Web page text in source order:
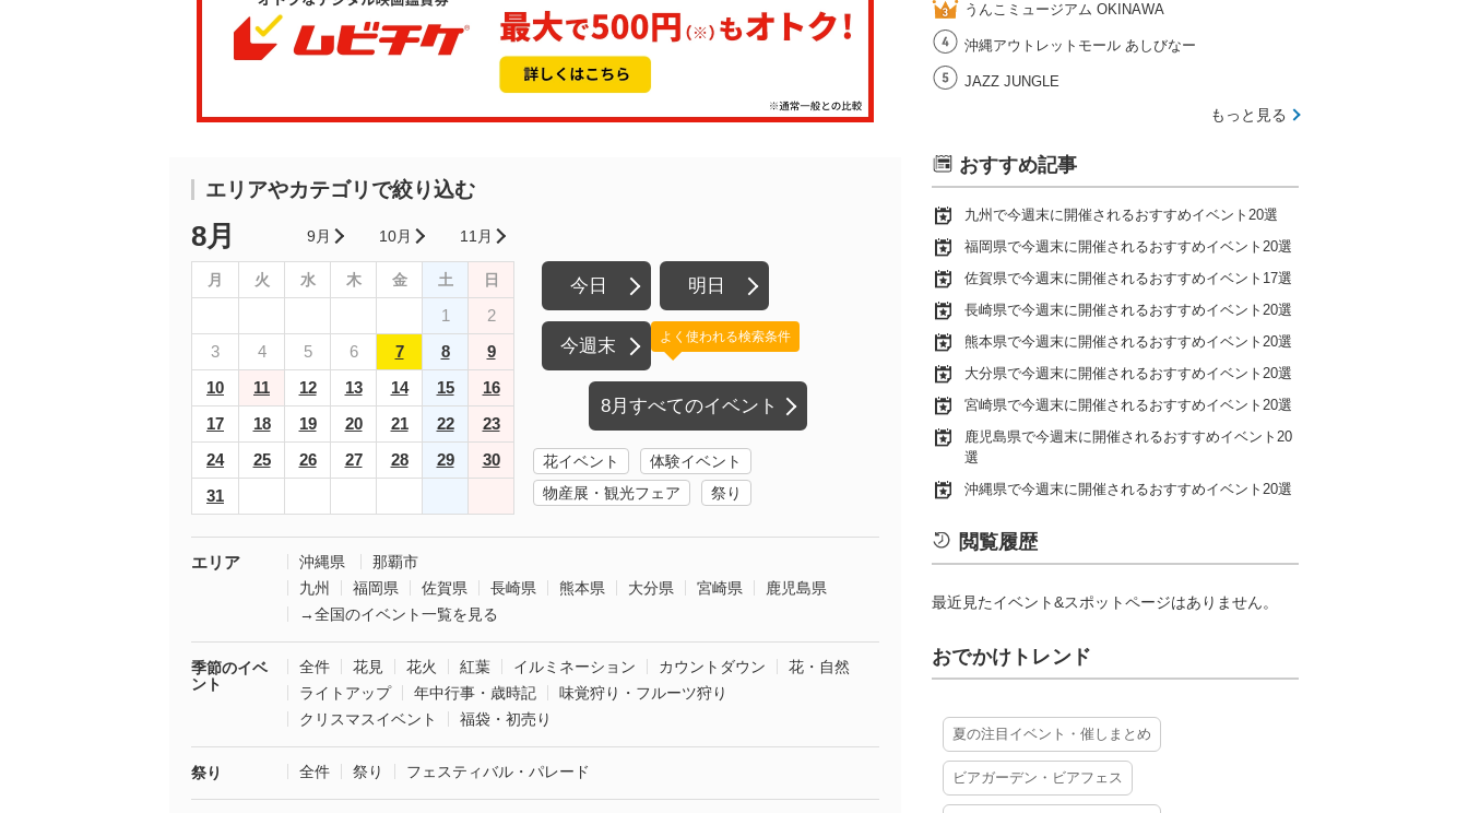
エリアやカテゴリで絞り込む
8月 9月 10月 11月
月 火 水 木 金 土 日
1
2
3
4 5 6 7 8
9
10
11 12 13 14 15
16
17
18 19 20 21 22
23
24
25 26 27 28 29
30
31
今日 明日
今週末
8月すべてのイベント
よく使われる検索条件
花イベント
体験イベント
物産展・観光フェア
祭り
エリア 沖縄県
那覇市
九州
福岡県 佐賀県 長崎県 熊本県 大分県 宮崎県
鹿児島県
→全国のイベント一覧を見る
季節のイベ
ント
全件 花見 花火 紅葉 イルミネーション カウントダウン
花・自然
ライトアップ
年中行事・歳時記
味覚狩り・フルーツ狩り
クリスマスイベント
福袋・初売り
祭り 全件 祭り フェスティバル・パレード
うんこミュージアム OKINAWA
沖縄アウトレットモール あしびなー
JAZZ JUNGLE
もっと見る
おすすめ記事
九州で今週末に開催されるおすすめイベント20選
福岡県で今週末に開催されるおすすめイベント20選
佐賀県で今週末に開催されるおすすめイベント17選
長崎県で今週末に開催されるおすすめイベント20選
熊本県で今週末に開催されるおすすめイベント20選
大分県で今週末に開催されるおすすめイベント20選
宮崎県で今週末に開催されるおすすめイベント20選
鹿児島県で今週末に開催されるおすすめイベント20
選
沖縄県で今週末に開催されるおすすめイベント20選
閲覧履歴
最近見たイベント&スポットページはありません。
おでかけトレンド
夏の注目イベント・催しまとめ
ビアガーデン・ビアフェス